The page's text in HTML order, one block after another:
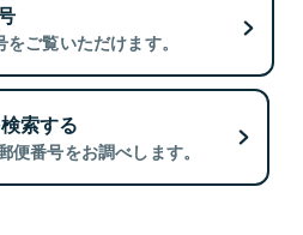
ご覧いただけます。
索する
番号をお調べします。